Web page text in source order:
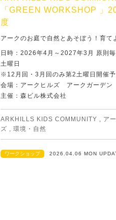
「GREEN WORKSHOP 」
度
アークのお庭で自然とあそぼう！育て
日時：2026年4月～2027年3月 原則
土曜日
※12月回・3月回のみ第2土曜日開催予
会場：アークヒルズ アークガーデン
主催：森ビル株式会社
ARKHILLS KIDS COMMUNITY , ア
ズ , 環境・自然
ワークショップ 2026.04.06 MON